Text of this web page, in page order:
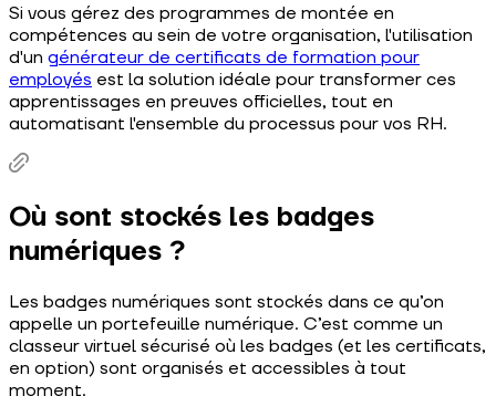
Si vous gérez des programmes de montée en
compétences au sein de votre organisation, l'utilisation
d'un générateur de certificats de formation pour
employés est la solution idéale pour transformer ces
apprentissages en preuves officielles, tout en
automatisant l'ensemble du processus pour vos RH.
Où sont stockés les badges
numériques ?
Les badges numériques sont stockés dans ce qu’on
appelle un portefeuille numérique. C’est comme un
classeur virtuel sécurisé où les badges (et les certificats,
en option) sont organisés et accessibles à tout
moment.